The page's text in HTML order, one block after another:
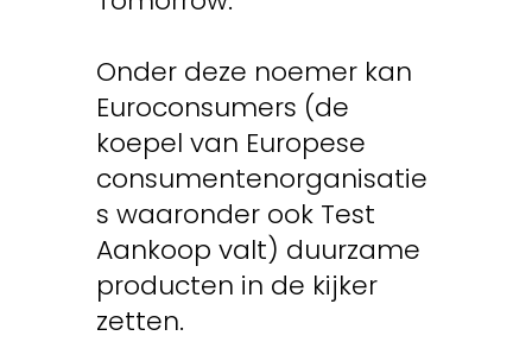
Onder deze noemer kan
Euroconsumers (de
koepel van Europese
consumentenorganisatie
s waaronder ook Test
Aankoop valt) duurzame
producten in de kijker
zetten.